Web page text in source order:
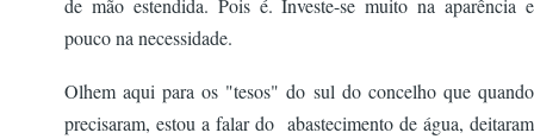
de mão estendida. Pois é. Investe-se muito na aparência e
pouco na necessidade.
Olhem aqui para os "tesos" do sul do concelho que quando
precisaram, estou a falar do abastecimento de água, deitaram